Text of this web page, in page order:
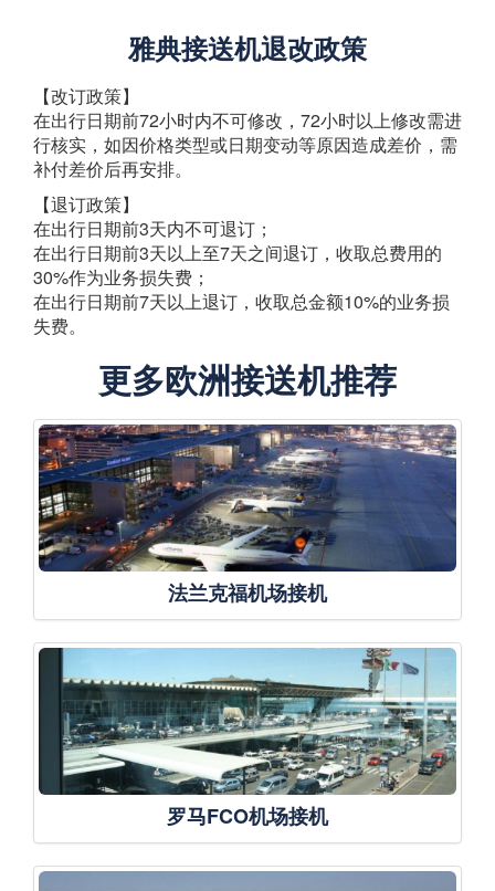
雅典接送机退改政策
【改订政策】
在出行日期前72小时内不可修改，72小时以上修改需进
行核实，如因价格类型或日期变动等原因造成差价，需
补付差价后再安排。
【退订政策】
在出行日期前3天内不可退订；
在出行日期前3天以上至7天之间退订，收取总费用的
30%作为业务损失费；
在出行日期前7天以上退订，收取总金额10%的业务损
失费。
更多欧洲接送机推荐
法兰克福机场接机
罗马FCO机场接机